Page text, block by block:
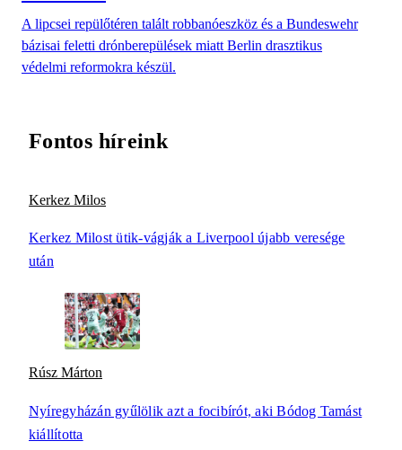
A lipcsei repülőtéren talált robbanóeszköz és a Bundeswehr
bázisai feletti drónberepülések miatt Berlin drasztikus
védelmi reformokra készül.
Fontos híreink
Kerkez Milos
Kerkez Milost ütik-vágják a Liverpool újabb veresége
után
Rúsz Márton
Nyíregyházán gyűlölik azt a focibírót, aki Bódog Tamást
kiállította